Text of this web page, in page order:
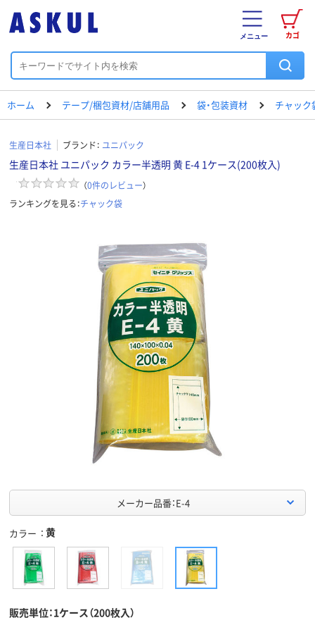
カゴ
メニュー
ホーム テープ/梱包資材/店舗用品 袋・包装資材 チャック
生産日本社 ブランド： ユニパック
生産日本社 ユニパック カラー半透明 黄 E-4 1ケース(200枚入)
（0件のレビュー）
ランキングを見る：チャック袋
メーカー品番：E-4
カラー 黄
販売単位：1ケース（200枚入）